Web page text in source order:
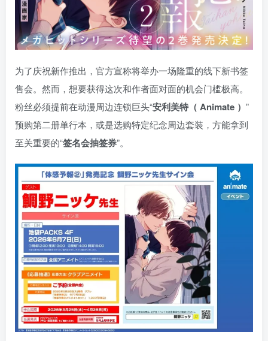
为了庆祝新作推出，官方宣称将举办一场隆重的线下新书签
售会。然而，想要获得这次和作者面对面的机会门槛极高。
粉丝必须提前在动漫周边连锁巨头“安利美特（ Animate ） ”
预购第二册单行本，或是选购特定纪念周边套装，方能拿到
至关重要的“签名会抽签券”。